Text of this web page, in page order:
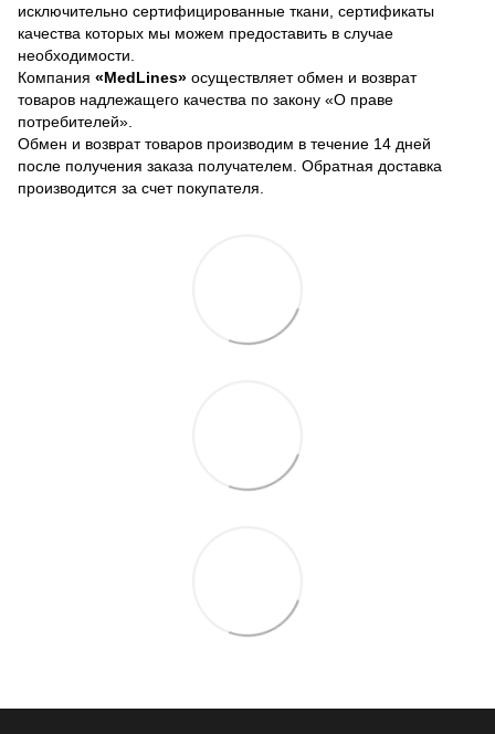
исключительно сертифицированные ткани, сертификаты
качества которых мы можем предоставить в случае
необходимости.
Компания «MedLines» осуществляет обмен и возврат
товаров надлежащего качества по закону «О праве
потребителей».
Обмен и возврат товаров производим в течение 14 дней
после получения заказа получателем. Обратная доставка
производится за счет покупателя.